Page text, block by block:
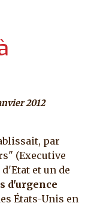
2012
par
(Executive
et un de
d'urgence
États-Unis en